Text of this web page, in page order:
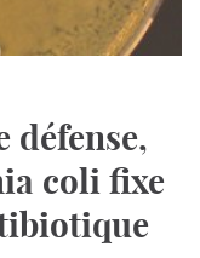
défense,
coli fixe